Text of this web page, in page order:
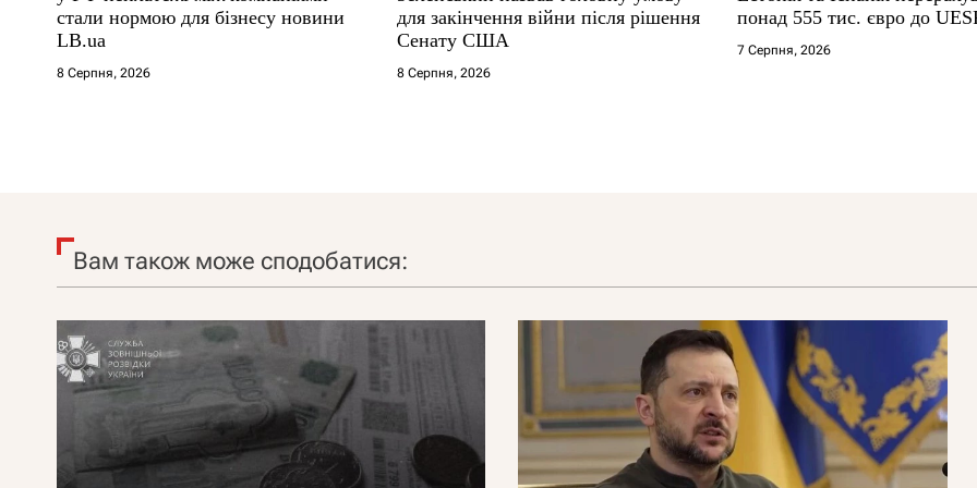
стали нормою для бізнесу новини
LB.ua
8 Серпня, 2026
для закінчення війни після рішення
Сенату США
8 Серпня, 2026
понад 555 тис. євро до
7 Серпня, 2026
Вам також може сподобатися: